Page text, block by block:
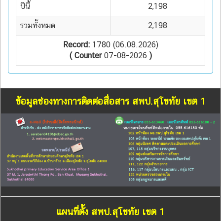
ปีนี้ 2,198
รวมทั้งหมด 2,198
Record:1780 (06.08.2026)
( Counter07-08-2026 )
ข้อมูลช่องทางการติดต่อสื่อสาร สพป.สุโขทัย เขต 1
แผนที่ตั้ง สพป.สุโขทัย เขต 1